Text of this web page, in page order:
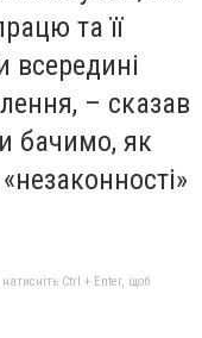
та її
всередині
– сказав
бачимо, як
Ctrl + Enter, щоб